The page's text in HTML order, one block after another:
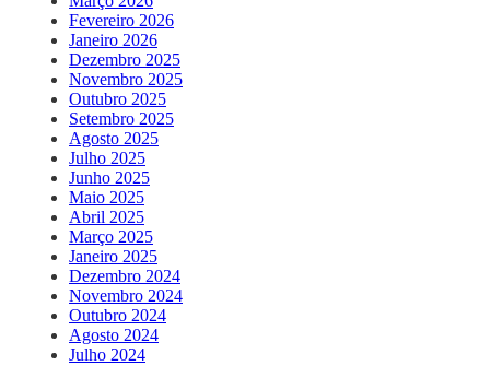
Fevereiro 2026
Janeiro 2026
Dezembro 2025
Novembro 2025
Outubro 2025
Setembro 2025
Agosto 2025
Julho 2025
Junho 2025
Maio 2025
Abril 2025
Março 2025
Janeiro 2025
Dezembro 2024
Novembro 2024
Outubro 2024
Agosto 2024
Julho 2024